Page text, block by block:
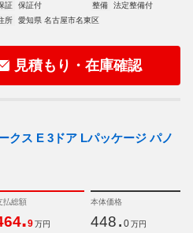
証
保証付 整備
法定整備付
所
愛知県 名古屋市名東区
見積もり・在庫確認
クス E 3ドア Lパッケージ パノ
払総額
.9 万円
本体価格
448. 0 万円